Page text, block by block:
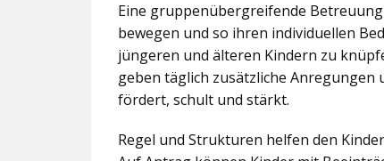
Eine gruppenübergreifende
bewegen und so ihren individuellen
jüngeren und älteren Kindern zu
geben täglich zusätzliche Anregungen
fördert, schult und stärkt.
Regel und Strukturen helfen den